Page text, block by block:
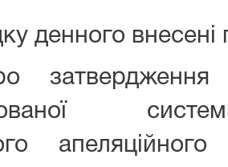
денного внесені